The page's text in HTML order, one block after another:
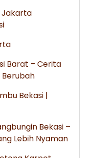
Jakarta
Barat – Cerita
Berubah
Bekasi |
Bekasi –
Lebih Nyaman